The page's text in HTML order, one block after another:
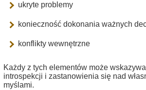
ukryte problemy
konieczność dokonania ważnych
konflikty wewnętrzne
Każdy z tych elementów może
introspekcji i zastanowienia się nad
myślami.